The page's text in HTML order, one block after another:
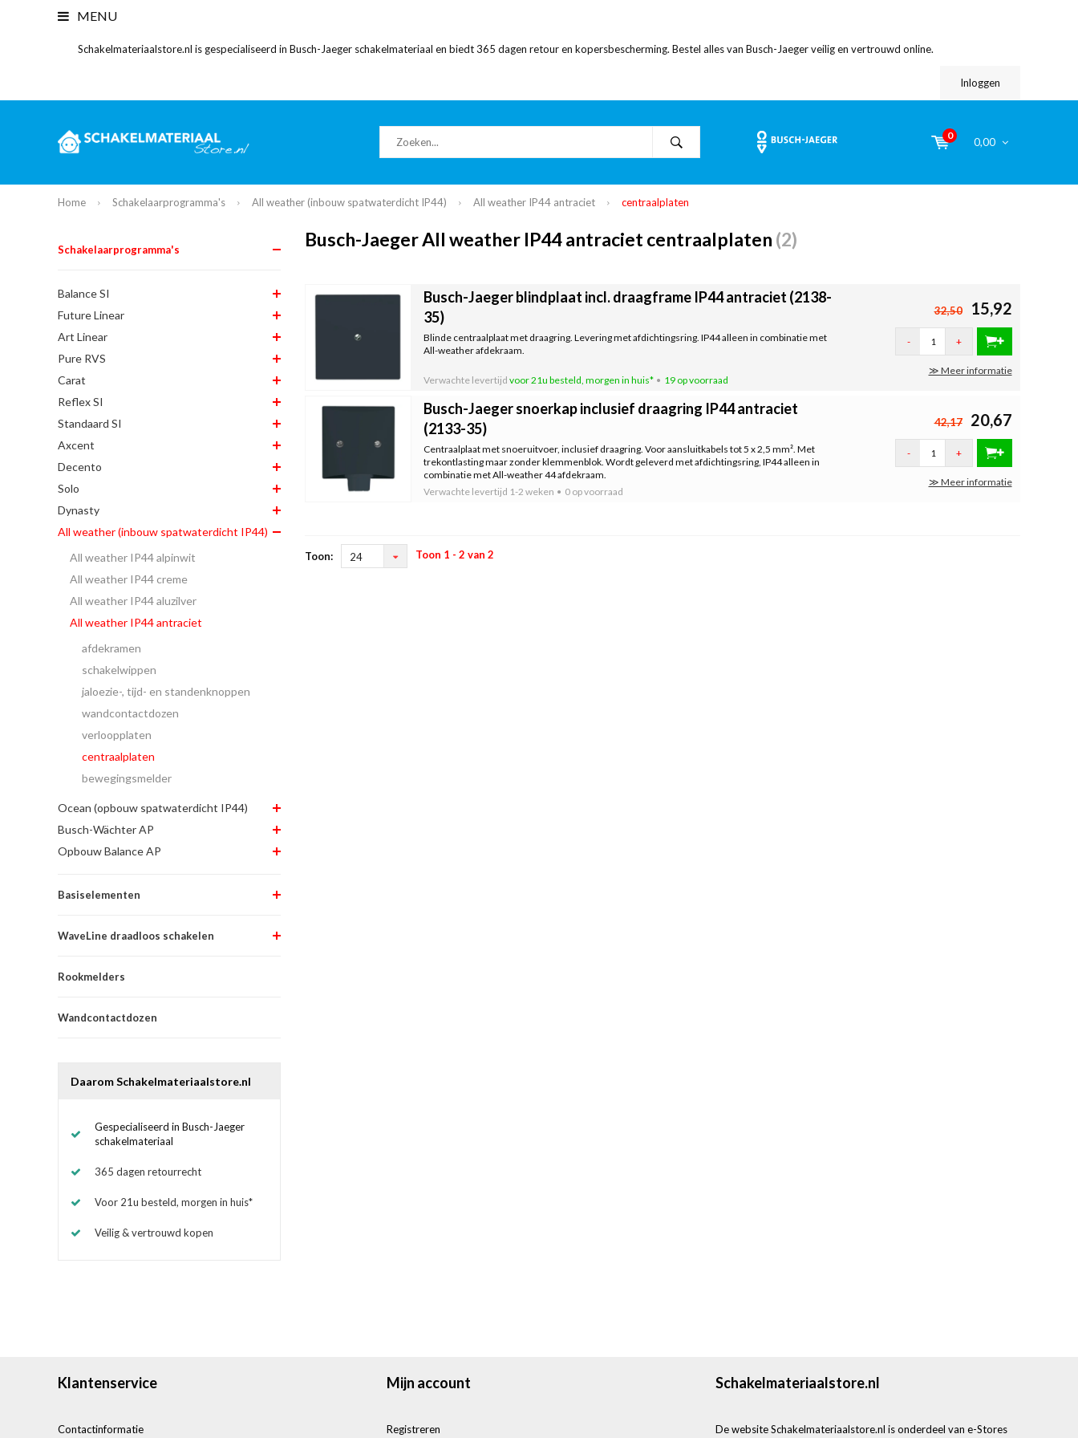
MENU
Schakelmateriaalstore.nl is gespecialiseerd in Busch-Jaeger schakelmateriaal en biedt 365 dagen retour en kopersbescherming. Bestel alles van Busch-Jaeger veilig en vertrouwd online.
Inloggen
0
0,00
Home Schakelaarprogramma's All weather (inbouw spatwaterdicht IP44) All weather IP44 antraciet centraalplaten
Schakelaarprogramma's
Balance SI
Future Linear
Art Linear
Pure RVS
Carat
Reflex SI
Standaard SI
Axcent
Decento
Solo
Dynasty
All weather (inbouw spatwaterdicht IP44)
All weather IP44 alpinwit
All weather IP44 creme
All weather IP44 aluzilver
All weather IP44 antraciet
afdekramen
schakelwippen
jaloezie-, tijd- en standenknoppen
wandcontactdozen
verloopplaten
centraalplaten
bewegingsmelder
Ocean (opbouw spatwaterdicht IP44)
Busch-Wächter AP
Opbouw Balance AP
Basiselementen
WaveLine draadloos schakelen
Rookmelders
Wandcontactdozen
Daarom Schakelmateriaalstore.nl
Gespecialiseerd in Busch-Jaeger
schakelmateriaal
365 dagen retourrecht
Voor 21u besteld, morgen in huis*
Veilig & vertrouwd kopen
Busch-Jaeger All weather IP44 antraciet centraalplaten (2)
Busch-Jaeger blindplaat incl. draagframe IP44 antraciet (2138-
35)
Blinde centraalplaat met draagring. Levering met afdichtingsring. IP44 alleen in combinatie met
All-weather afdekraam.
Verwachte levertijd voor 21u besteld, morgen in huis* 19 op voorraad
32,50 15,92
- +
≫ Meer informatie
Busch-Jaeger snoerkap inclusief draagring IP44 antraciet
(2133-35)
Centraalplaat met snoeruitvoer, inclusief draagring. Voor aansluitkabels tot 5 x 2,5 mm². Met
trekontlasting maar zonder klemmenblok. Wordt geleverd met afdichtingsring, IP44 alleen in
combinatie met All-weather 44 afdekraam.
Verwachte levertijd 1-2 weken 0 op voorraad
42,17 20,67
- +
≫ Meer informatie
Toon: 24 Toon 1 - 2 van 2
Klantenservice
Contactinformatie
Mijn account
Registreren
Schakelmateriaalstore.nl
De website Schakelmateriaalstore.nl is onderdeel van e-Stores